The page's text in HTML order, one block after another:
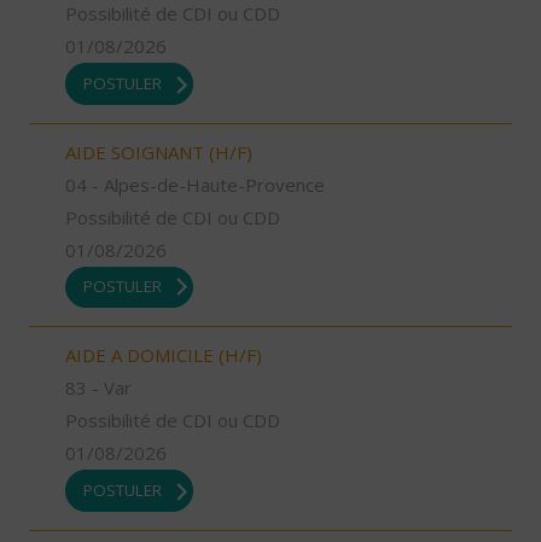
Possibilité de CDI ou CDD
01/08/2026
POSTULER
AIDE SOIGNANT (H/F)
04 - Alpes-de-Haute-Provence
Possibilité de CDI ou CDD
01/08/2026
POSTULER
AIDE A DOMICILE (H/F)
83 - Var
Possibilité de CDI ou CDD
01/08/2026
POSTULER